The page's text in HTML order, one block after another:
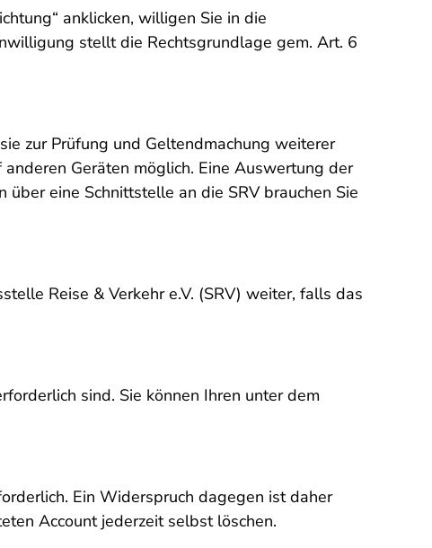
anklicken, willigen Sie in die
stellt die Rechtsgrundlage gem. Art. 6
zur Prüfung und Geltendmachung weiterer
Geräten möglich. Eine Auswertung der
eine Schnittstelle an die SRV brauchen Sie
Reise & Verkehr e.V. (SRV) weiter, falls das
sind. Sie können Ihren unter dem
Ein Widerspruch dagegen ist daher
Account jederzeit selbst löschen.